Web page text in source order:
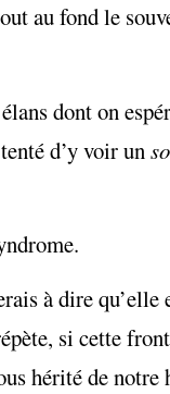
au fond le
dont on
d’y voir un
à dire qu’elle
si cette
hérité de